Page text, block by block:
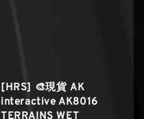
[HRS] 🎨現貨 AK
interactive AK8016
TERRAINS WET